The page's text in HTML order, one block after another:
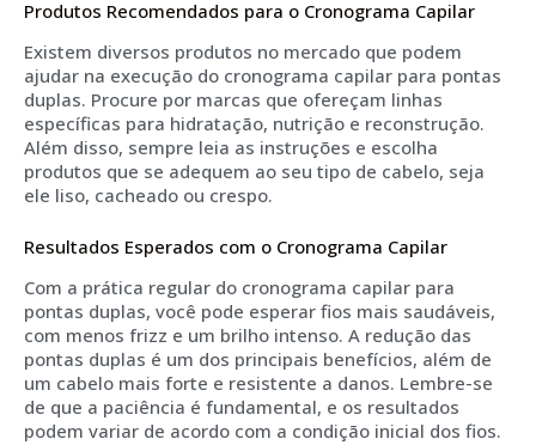
Produtos Recomendados para o Cronograma Capilar
Existem diversos produtos no mercado que podem
ajudar na execução do cronograma capilar para pontas
duplas. Procure por marcas que ofereçam linhas
específicas para hidratação, nutrição e reconstrução.
Além disso, sempre leia as instruções e escolha
produtos que se adequem ao seu tipo de cabelo, seja
ele liso, cacheado ou crespo.
Resultados Esperados com o Cronograma Capilar
Com a prática regular do cronograma capilar para
pontas duplas, você pode esperar fios mais saudáveis,
com menos frizz e um brilho intenso. A redução das
pontas duplas é um dos principais benefícios, além de
um cabelo mais forte e resistente a danos. Lembre-se
de que a paciência é fundamental, e os resultados
podem variar de acordo com a condição inicial dos fios.